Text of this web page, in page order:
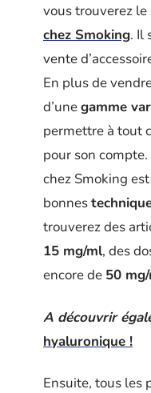
vous trouverez
chez Smoking. Il
vente
En plus de
d’unegamme
permettre à tout
pour son
chez Smoking
bonnes
trouverez des
15 mg/ml, des
encore de 50
A découvrir
hyaluronique !
Ensuite, tous les